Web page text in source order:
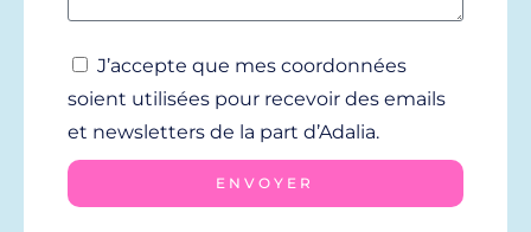
J’accepte que mes coordonnées
soient utilisées pour recevoir des emails
et newsletters de la part d’Adalia.
ENVOYER